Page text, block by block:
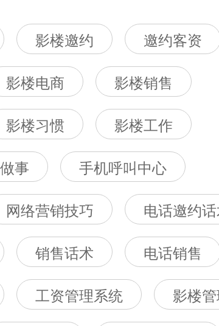
影楼邀约
邀约客资
影楼电商
影楼销售
影楼习惯
影楼工作
事
手机呼叫中心
网络营销技巧
电话邀约
销售话术
电话销售
工资管理系统
影楼